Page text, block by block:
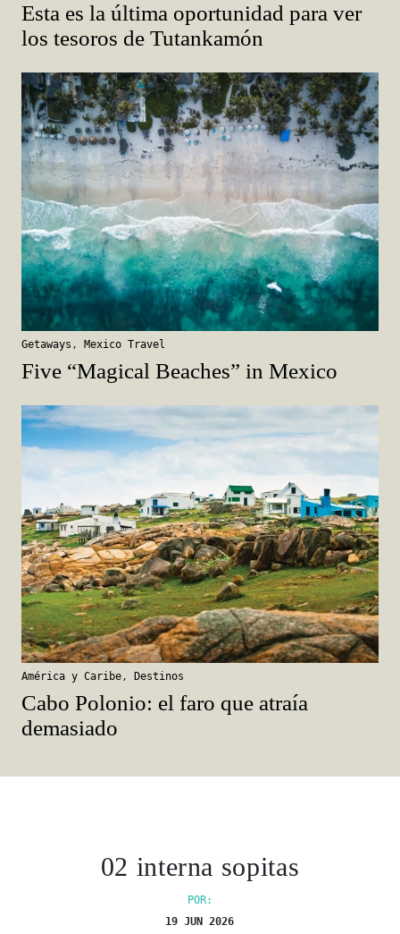
Esta es la última oportunidad para ver
los tesoros de Tutankamón
Getaways , Mexico Travel
Five “Magical Beaches” in Mexico
América y Caribe, Destinos
Cabo Polonio: el faro que atraía
demasiado
02 interna sopitas
POR:
19 JUN 2026